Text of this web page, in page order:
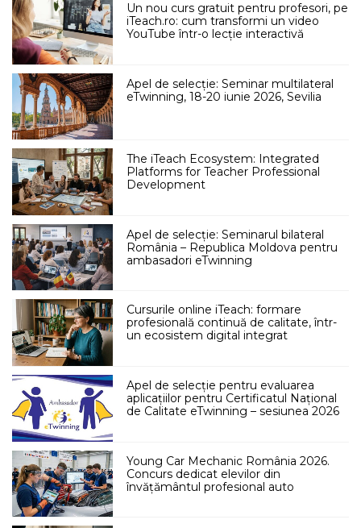
Un nou curs gratuit pentru profesori, pe
iTeach.ro: cum transformi un video
YouTube într-o lecție interactivă
Apel de selecție: Seminar multilateral
eTwinning, 18-20 iunie 2026, Sevilia
The iTeach Ecosystem: Integrated
Platforms for Teacher Professional
Development
Apel de selecție: Seminarul bilateral
România – Republica Moldova pentru
ambasadori eTwinning
Cursurile online iTeach: formare
profesională continuă de calitate, într-
un ecosistem digital integrat
Apel de selecție pentru evaluarea
aplicațiilor pentru Certificatul Național
de Calitate eTwinning – sesiunea 2026
Young Car Mechanic România 2026.
Concurs dedicat elevilor din
învățământul profesional auto